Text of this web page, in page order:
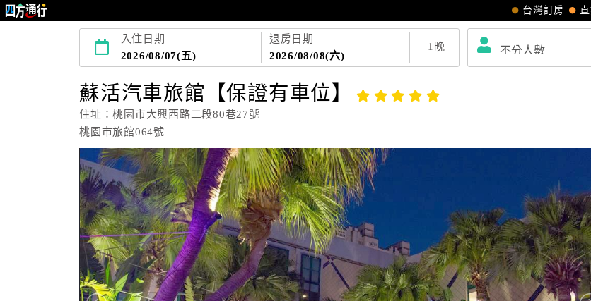
台灣訂房
入住日期
2026/08/07(五)
退房日期
2026/08/08(六)
1 晚
蘇活汽車旅館【保證有車位】
住址：桃園市大興西路二段80巷27號
桃園市旅館064號｜